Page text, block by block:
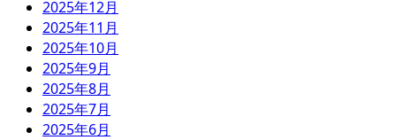
2025年12月
2025年11月
2025年10月
2025年9月
2025年8月
2025年7月
2025年6月